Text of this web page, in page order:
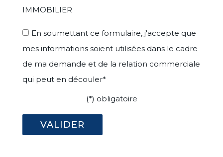
IMMOBILIER
En soumettant ce formulaire, j'accepte que
mes informations soient utilisées dans le cadre
de ma demande et de la relation commerciale
qui peut en découler*
(*) obligatoire